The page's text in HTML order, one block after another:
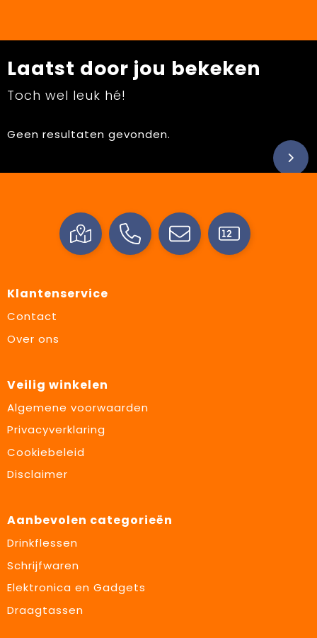
Laatst door jou bekeken
Toch wel leuk hé!
Geen resultaten gevonden.
Klantenservice
Contact
Over ons
Veilig winkelen
Algemene voorwaarden
Privacyverklaring
Cookiebeleid
Disclaimer
Aanbevolen categorieën
Drinkflessen
Schrijfwaren
Elektronica en Gadgets
Draagtassen